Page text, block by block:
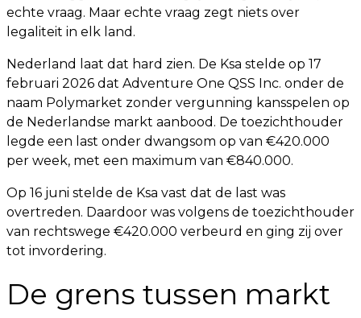
echte vraag. Maar echte vraag zegt niets over
legaliteit in elk land.
Nederland laat dat hard zien. De Ksa stelde op 17
februari 2026 dat Adventure One QSS Inc. onder de
naam Polymarket zonder vergunning kansspelen op
de Nederlandse markt aanbood. De toezichthouder
legde een last onder dwangsom op van €420.000
per week, met een maximum van €840.000.
Op 16 juni stelde de Ksa vast dat de last was
overtreden. Daardoor was volgens de toezichthouder
van rechtswege €420.000 verbeurd en ging zij over
tot invordering.
De grens tussen markt